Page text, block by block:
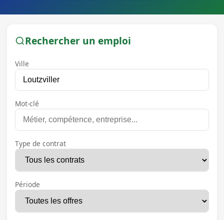
Rechercher un emploi
Ville
Mot-clé
Type de contrat
Période